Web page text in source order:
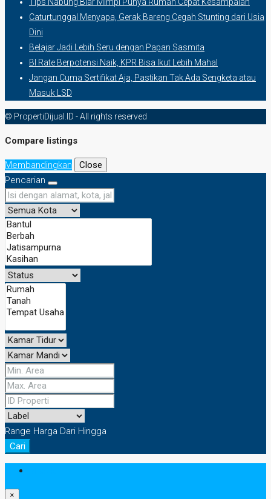
Caturtunggal Menyapa, Gerak Bareng Cegah Stunting dari Usia
Dini
Belajar Jadi Lebih Seru dengan Papan Sasmita
BI Rate Berpotensi Naik, KPR Bisa Ikut Lebih Mahal
Jangan Cuma Sertifikat Aja, Pastikan Tak Ada Sengketa atau
Masuk LSD
© PropertiDijual.ID - All rights reserved
Compare listings
Membandingkan
Close
Pencarian
Range Harga Dari Hingga
Cari
×